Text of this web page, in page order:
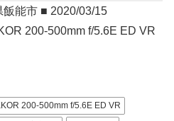
能市 ■ 2020/03/15
200-500mm f/5.6E ED VR
200-500mm f/5.6E ED VR